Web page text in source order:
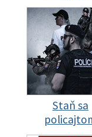
Staň sa